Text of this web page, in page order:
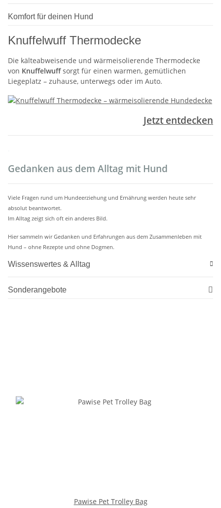
Komfort für deinen Hund
Knuffelwuff Thermodecke
Die kälteabweisende und wärmeisolierende Thermodecke
von Knuffelwuffsorgt für einen warmen, gemütlichen
Liegeplatz – zuhause, unterwegs oder im Auto.
Jetzt entdecken
Gedanken aus dem Alltag mit Hund
Viele Fragen rund um Hundeerziehung und Ernährung werden heute sehr
absolut beantwortet.
Im Alltag zeigt sich oft ein anderes Bild.
Hier sammeln wir Gedanken und Erfahrungen aus dem Zusammenleben mit
Hund – ohne Rezepte und ohne Dogmen.
Wissenswertes & Alltag
Sonderangebote
Pawise Pet Trolley Bag